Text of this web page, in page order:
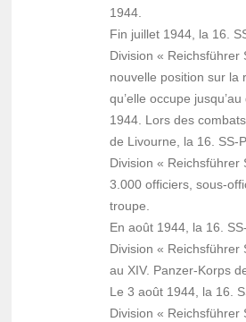
1944.
Fin juillet 1944, la 16.
Division « Reichsführer
nouvelle position sur la
qu’elle occupe
1944. Lors des
de Livourne, la 16. SS-
Division « Reichsführer
3.000 officiers, sous-
troupe.
En août 1944, la 16.
Division « Reichsführer
au XIV. Panzer-Korps
Le 3 août 1944, la 16.
Division « Reichsführer